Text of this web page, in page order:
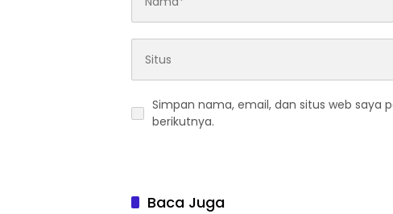
Simpan nama, email, dan situs web saya
berikutnya.
Baca Juga